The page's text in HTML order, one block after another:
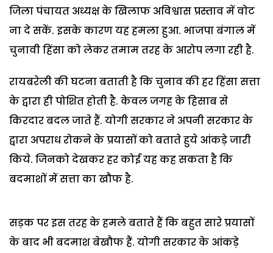
जिला पंचायत अध्यक्ष के खिलाफ अविश्वास प्रस्ताव में वोट
ना दे सकें. इसके कारण यह हमला हुआ. भाजपा बंगाल में
चुनावी हिंसा को लेकर तमाम तरह के आरोप लगा रही है.
रायबरेली की घटना बताती है कि चुनाव की हर हिंसा सत्ता
के द्वारा ही पोशित होती है. केवल जगह के हिसाब से
किरदार बदल जाते हैं. योगी सरकार ने अपनी सरकार के
द्वारा अपराध रोकने के प्रयासों को बताते हुये आंकड़े जारी
किये. जिनको देखकर हर कोई यह कह सकता है कि
बदमाशों में सत्ता का खौफ है.
सड़क पर इस तरह के हमले बताते हैं कि बहुत सारे प्रयासों
के बाद भी बदमाश बेखौफ हैं. योगी सरकार के आंकड़े